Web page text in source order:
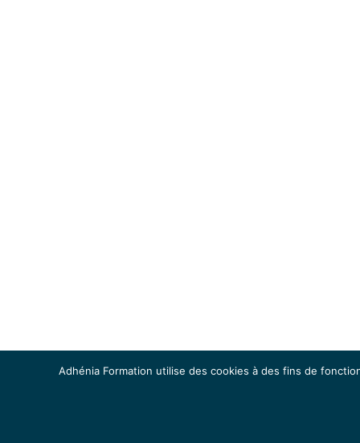
Adhénia Formation utilise des cookies à des fins de